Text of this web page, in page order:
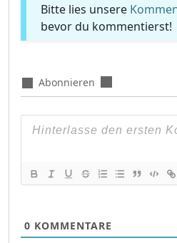
Bitte lies unsere
bevor du kommentierst!
Abonnieren
0 KOMMENTARE